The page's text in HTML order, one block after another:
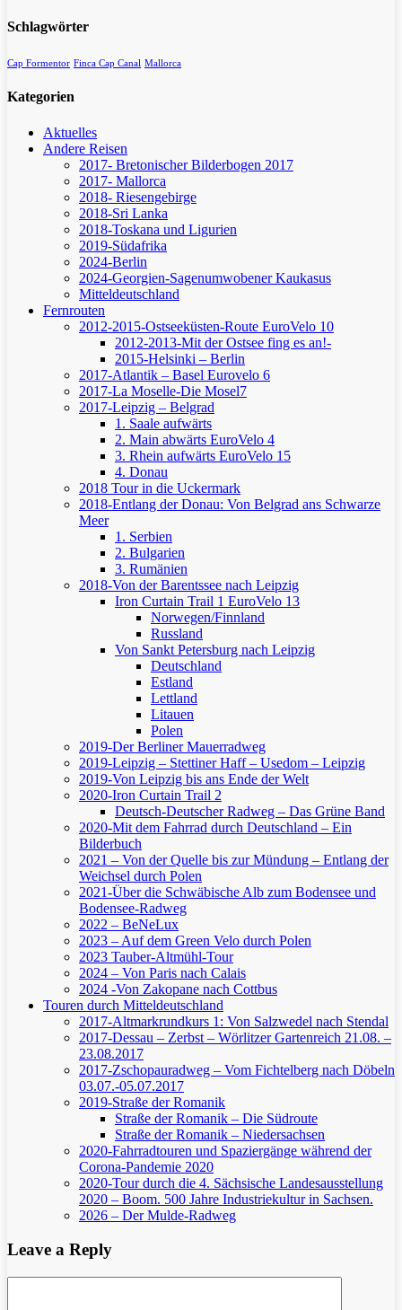
Schlagwörter
Cap Formentor Finca Cap Canal Mallorca
Kategorien
Aktuelles
Andere Reisen
2017- Bretonischer Bilderbogen 2017
2017- Mallorca
2018- Riesengebirge
2018-Sri Lanka
2018-Toskana und Ligurien
2019-Südafrika
2024-Berlin
2024-Georgien-Sagenumwobener Kaukasus
Mitteldeutschland
Fernrouten
2012-2015-Ostseeküsten-Route EuroVelo 10
2012-2013-Mit der Ostsee fing es an!-
2015-Helsinki – Berlin
2017-Atlantik – Basel Eurovelo 6
2017-La Moselle-Die Mosel7
2017-Leipzig – Belgrad
1. Saale aufwärts
2. Main abwärts EuroVelo 4
3. Rhein aufwärts EuroVelo 15
4. Donau
2018 Tour in die Uckermark
2018-Entlang der Donau: Von Belgrad ans Schwarze
Meer
1. Serbien
2. Bulgarien
3. Rumänien
2018-Von der Barentssee nach Leipzig
Iron Curtain Trail 1 EuroVelo 13
Norwegen/Finnland
Russland
Von Sankt Petersburg nach Leipzig
Deutschland
Estland
Lettland
Litauen
Polen
2019-Der Berliner Mauerradweg
2019-Leipzig – Stettiner Haff – Usedom – Leipzig
2019-Von Leipzig bis ans Ende der Welt
2020-Iron Curtain Trail 2
Deutsch-Deutscher Radweg – Das Grüne Band
2020-Mit dem Fahrrad durch Deutschland – Ein
Bilderbuch
2021 – Von der Quelle bis zur Mündung – Entlang der
Weichsel durch Polen
2021-Über die Schwäbische Alb zum Bodensee und
Bodensee-Radweg
2022 – BeNeLux
2023 – Auf dem Green Velo durch Polen
2023 Tauber-Altmühl-Tour
2024 – Von Paris nach Calais
2024 -Von Zakopane nach Cottbus
Touren durch Mitteldeutschland
2017-Altmarkrundkurs 1: Von Salzwedel nach Stendal
2017-Dessau – Zerbst – Wörlitzer Gartenreich 21.08. –
23.08.2017
2017-Zschopauradweg – Vom Fichtelberg nach Döbeln
03.07.-05.07.2017
2019-Straße der Romanik
Straße der Romanik – Die Südroute
Straße der Romanik – Niedersachsen
2020-Fahrradtouren und Spaziergänge während der
Corona-Pandemie 2020
2020-Tour durch die 4. Sächsische Landesausstellung
2020 – Boom. 500 Jahre Industriekultur in Sachsen.
2026 – Der Mulde-Radweg
Leave a Reply